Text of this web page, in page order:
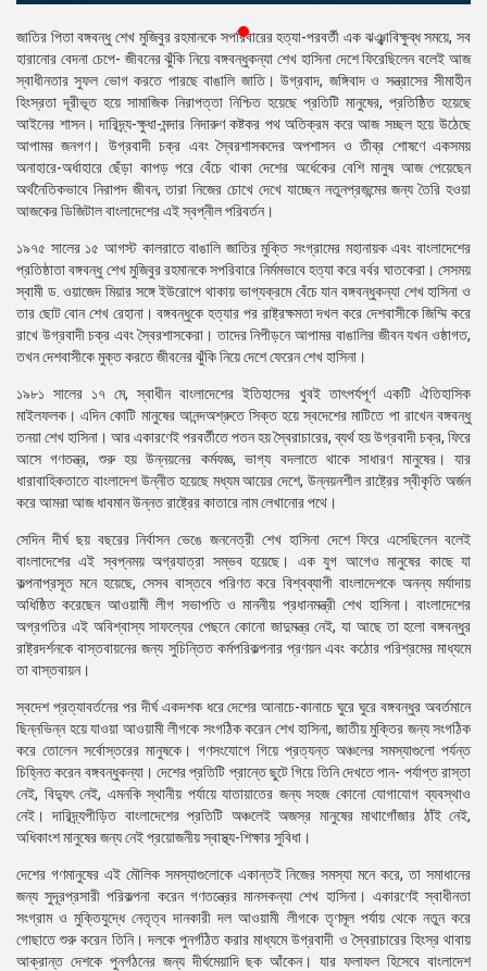
প্রেস
প্রকাশনা
গ্যালারি
বিএনপি-
সংগঠন
নির্বাচনী
ইশতেহার
জাতির পিতা বঙ্গবন্ধু শেখ মুজিবুর রহমানকে সপরিবারের হত্যা-পরবর্তী এক ঝঞ্ঝাবিক্ষুব্ধ সময়ে, সব
হারানোর বেদনা চেপে- জীবনের ঝুঁকি নিয়ে বঙ্গবন্ধুকন্যা শেখ হাসিনা দেশে ফিরেছিলেন বলেই আজ
স্বাধীনতার সুফল ভোগ করতে পারছে বাঙালি জাতি। উগ্রবাদ, জঙ্গিবাদ ও সন্ত্রাসের সীমাহীন
হিংস্রতা দূরীভূত হয়ে সামাজিক নিরাপত্তা নিশ্চিত হয়েছে প্রতিটি মানুষের, প্রতিষ্ঠিত হয়েছে
আইনের শাসন। দারিদ্র্য-ক্ষুধা-মন্দার নিদারুণ কষ্টকর পথ অতিক্রম করে আজ সচ্ছল হয়ে উঠেছে
আপামর জনগণ। উগ্রবাদী চক্র এবং স্বৈরশাসকদের অপশাসন ও তীব্র শোষণে একসময়
অনাহারে-অর্ধাহারে ছেঁড়া কাপড় পরে বেঁচে থাকা দেশের অর্ধেকের বেশি মানুষ আজ পেয়েছেন
অর্থনৈতিকভাবে নিরাপদ জীবন, তারা নিজের চোখে দেখে যাচ্ছেন নতুনপ্রজন্মের জন্য তৈরি হওয়া
আজকের ডিজিটাল বাংলাদেশের এই স্বপ্নীল পরিবর্তন।
১৯৭৫ সালের ১৫ আগস্ট কালরাতে বাঙালি জাতির মুক্তি সংগ্রামের মহানায়ক এবং বাংলাদেশের
প্রতিষ্ঠাতা বঙ্গবন্ধু শেখ মুজিবুর রহমানকে সপরিবারে নির্মমভাবে হত্যা করে বর্বর ঘাতকেরা। সেসময়
স্বামী ড. ওয়াজেদ মিয়ার সঙ্গে ইউরোপে থাকায় ভাগ্যক্রমে বেঁচে যান বঙ্গবন্ধুকন্যা শেখ হাসিনা ও
তার ছোট বোন শেখ রেহানা। বঙ্গবন্ধুকে হত্যার পর রাষ্ট্রক্ষমতা দখল করে দেশবাসীকে জিম্মি করে
রাখে উগ্রবাদী চক্র এবং স্বৈরশাসকেরা। তাদের নিপীড়নে আপামর বাঙালির জীবন যখন ওষ্ঠাগত,
তখন দেশবাসীকে মুক্ত করতে জীবনের ঝুঁকি নিয়ে দেশে ফেরেন শেখ হাসিনা।
১৯৮১ সালের ১৭ মে, স্বাধীন বাংলাদেশের ইতিহাসের খুবই তাৎপর্যপূর্ণ একটি ঐতিহাসিক
মাইলফলক। এদিন কোটি মানুষের আনন্দঅশ্রুতে সিক্ত হয়ে স্বদেশের মাটিতে পা রাখেন বঙ্গবন্ধু
তনয়া শেখ হাসিনা। আর একারণেই পরবর্তীতে পতন হয় স্বৈরাচারের, ব্যর্থ হয় উগ্রবাদী চক্র, ফিরে
আসে গণতন্ত্র, শুরু হয় উন্নয়নের কর্মযজ্ঞ, ভাগ্য বদলাতে থাকে সাধারণ মানুষের। যার
ধারাবাহিকতাতে বাংলাদেশ উন্নীত হয়েছে মধ্যম আয়ের দেশে, উন্নয়নশীল রাষ্ট্রের স্বীকৃতি অর্জন
করে আমরা আজ ধাবমান উন্নত রাষ্ট্রের কাতারে নাম লেখানোর পথে।
সেদিন দীর্ঘ ছয় বছরের নির্বাসন ভেঙে জননেত্রী শেখ হাসিনা দেশে ফিরে এসেছিলেন বলেই
বাংলাদেশের এই স্বপ্নময় অগ্রযাত্রা সম্ভব হয়েছে। এক যুগ আগেও মানুষের কাছে যা
কল্পনাপ্রসূত মনে হয়েছে, সেসব বাস্তবে পরিণত করে বিশ্বব্যাপী বাংলাদেশকে অনন্য মর্যাদায়
অধিষ্ঠিত করেছেন আওয়ামী লীগ সভাপতি ও মাননীয় প্রধানমন্ত্রী শেখ হাসিনা। বাংলাদেশের
অগ্রগতির এই অবিশ্বাস্য সাফল্যের পেছনে কোনো জাদুমন্ত্র নেই, যা আছে তা হলো বঙ্গবন্ধুর
রাষ্ট্রদর্শনকে বাস্তবায়নের জন্য সুচিন্তিত কর্মপরিকল্পনার প্রণয়ন এবং কঠোর পরিশ্রমের মাধ্যমে
তা বাস্তবায়ন।
স্বদেশ প্রত্যাবর্তনের পর দীর্ঘ একদশক ধরে দেশের আনাচে-কানাচে ঘুরে ঘুরে বঙ্গবন্ধুর অবর্তমানে
ছিন্নভিন্ন হয়ে যাওয়া আওয়ামী লীগকে সংগঠিক করেন শেখ হাসিনা, জাতীয় মুক্তির জন্য সংগঠিক
করে তোলেন সর্বোস্তরের মানুষকে। গণসংযোগে গিয়ে প্রত্যন্ত অঞ্চলের সমস্যাগুলো পর্যন্ত
চিহ্নিত করেন বঙ্গবন্ধুকন্যা। দেশের প্রতিটি প্রান্তে ছুটে গিয়ে তিনি দেখতে পান- পর্যাপ্ত রাস্তা
নেই, বিদ্যুৎ নেই, এমনকি স্থানীয় পর্যায়ে যাতায়াতের জন্য সহজ কোনো যোগাযোগ ব্যবস্থাও
নেই। দারিদ্র্যপীড়িত বাংলাদেশের প্রতিটি অঞ্চলেই অজস্র মানুষের মাথাগোঁজার ঠাঁই নেই,
অধিকাংশ মানুষের জন্য নেই প্রয়োজনীয় স্বাস্থ্য-শিক্ষার সুবিধা।
দেশের গণমানুষের এই মৌলিক সমস্যাগুলোকে একান্তই নিজের সমস্যা মনে করে, তা সমাধানের
জন্য সুদূরপ্রসারী পরিকল্পনা করেন গণতন্ত্রের মানসকন্যা শেখ হাসিনা। একারণেই স্বাধীনতা
সংগ্রাম ও মুক্তিযুদ্ধে নেতৃত্ব দানকারী দল আওয়ামী লীগকে তৃণমূল পর্যায় থেকে নতুন করে
গোছাতে শুরু করেন তিনি। দলকে পুনর্গঠিত করার মাধ্যমে উগ্রবাদী ও স্বৈরাচারের হিংস্র থাবায়
আক্রান্ত দেশকে পুনর্গঠনের জন্য দীর্ঘমেয়াদি ছক আঁকেন। যার ফলাফল হিসেবে বাংলাদেশ